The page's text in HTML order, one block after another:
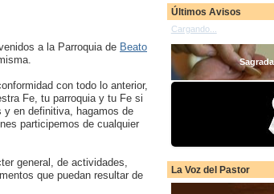
a la Parroquia de Beato
con todo lo anterior,
Fe, tu parroquia y tu Fe si
en definitiva, hagamos de
participemos de cualquier
general, de actividades,
que puedan resultar de
Últimos Avisos
Cargando...
La Voz del Pastor